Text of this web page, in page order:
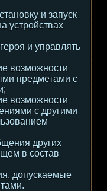
и запуск
устройствах
и управлять
возможности
предметами с
возможности
с другими
других
в состав
допускаемые